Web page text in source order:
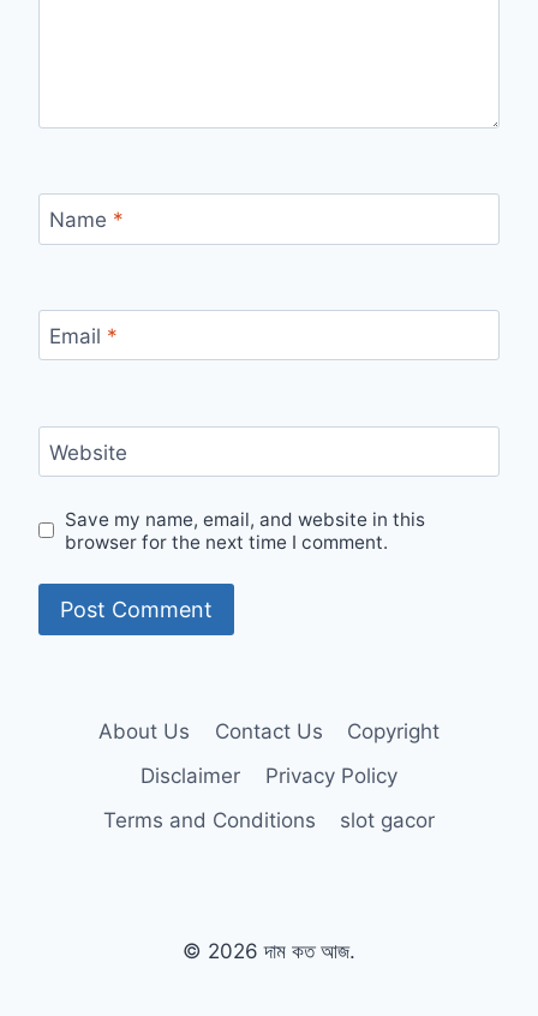
Name *
Email *
Website
Save my name, email, and website in this
browser for the next time I comment.
About Us Contact Us
Copyright
Disclaimer
Privacy Policy
Terms and Conditions
slot gacor
© 2026 দাম কত আজ.